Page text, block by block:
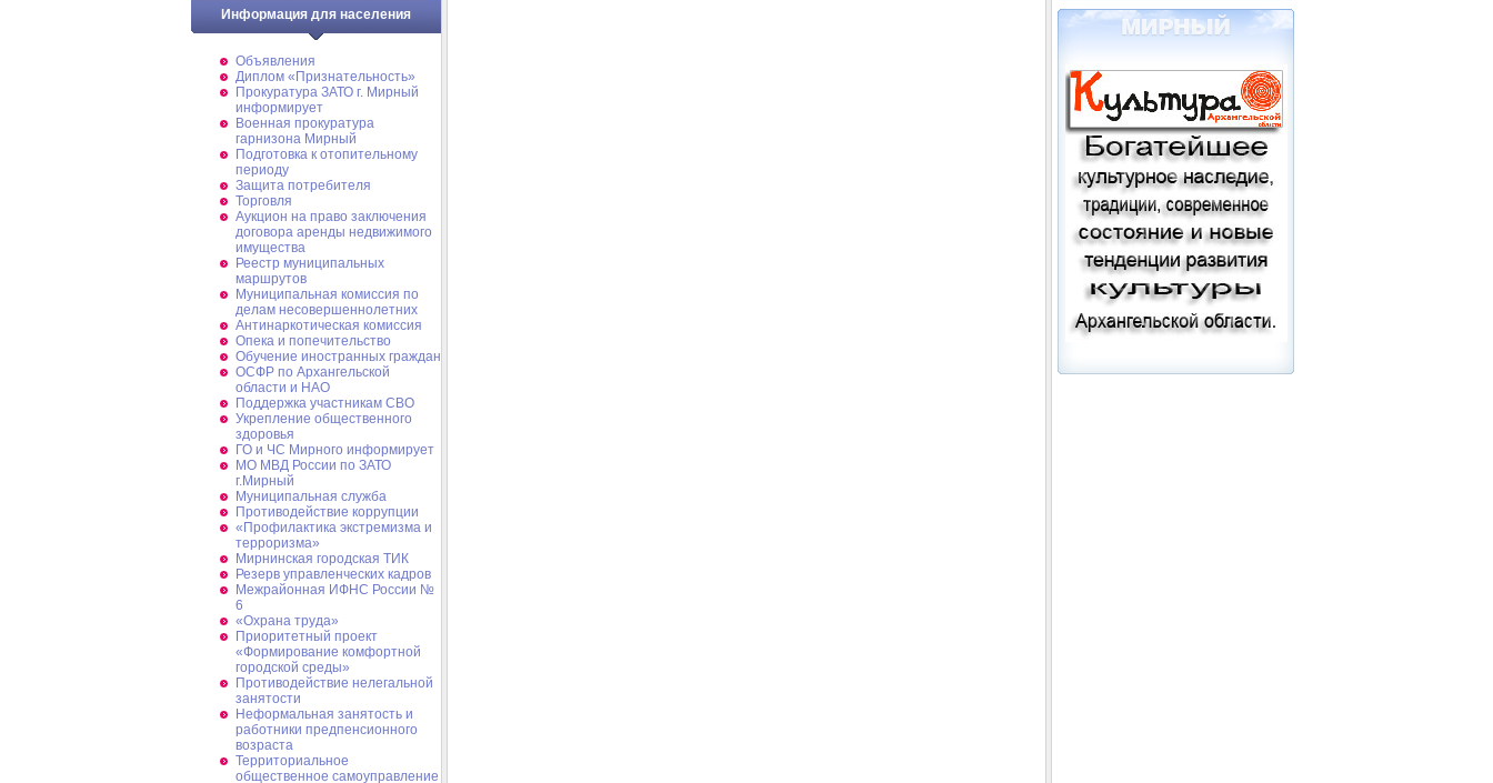
Информация для населения
Объявления
Диплом «Признательность»
Прокуратура ЗАТО г. Мирный
информирует
Военная прокуратура
гарнизона Мирный
Подготовка к отопительному
периоду
Защита потребителя
Торговля
Аукцион на право заключения
договора аренды недвижимого
имущества
Реестр муниципальных
маршрутов
Муниципальная комиссия по
делам несовершеннолетних
Антинаркотическая комиссия
Опека и попечительство
Обучение иностранных граждан
ОСФР по Архангельской
области и НАО
Поддержка участникам СВО
Укрепление общественного
здоровья
ГО и ЧС Мирного информирует
МО МВД России по ЗАТО
г.Мирный
Муниципальная cлужба
Противодействие коррупции
«Профилактика экстремизма и
терроризма»
Мирнинская городская ТИК
Резерв управленческих кадров
Межрайонная ИФНС России №
6
«Охрана труда»
Приоритетный проект
«Формирование комфортной
городской среды»
Противодействие нелегальной
занятости
Неформальная занятость и
работники предпенсионного
возраста
Территориальное
общественное самоуправление